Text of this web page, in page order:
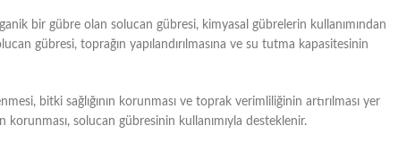
bir gübre olan solucan gübresi, kimyasal gübrelerin kullanımından
gübresi, toprağın yapılandırılmasına ve su tutma kapasitesinin
bitki sağlığının korunması ve toprak verimliliğinin artırılması yer
solucan gübresinin kullanımıyla desteklenir.